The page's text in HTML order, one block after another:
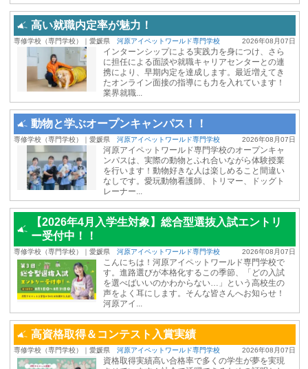
高い就職内定率が魅力！
2026年08月07日
専修学校（専門学校）｜愛媛県 河原アイペットワールド専門学校
インターンシップによる実践力を身につけ、さら
に担任による面談や就職キャリアセンターとの連
携により、早期内定を達成します。最近増えてき
たオンライン面接の指導にも力を入れています！
業界就職...
動物と学ぶオープンキャンパス！！
2026年08月07日
専修学校（専門学校）｜愛媛県 河原アイペットワールド専門学校
河原アイペットワールド専門学校のオープンキャ
ンパスは、実際の動物とふれ合いながら体験授業
を行います！動物好きな人は楽しめること間違い
なしです。愛玩動物看護師、トリマー、ドッグト
レーナー...
【2026年4月入学生対象】総合型選抜入試エントリ
ー受付中！！
2026年08月07日
専修学校（専門学校）｜愛媛県 河原アイペットワールド専門学校
こんにちは！河原アイペットワールド専門学校で
す。進路選びが本格化するこの季節、「どの入試
を選べばいいのかわからない…」という高校生の
声をよく耳にします。そんな皆さんへお知らせ！
河原アイ...
高資格取得＆コンテスト入賞実績
2026年08月07日
専修学校（専門学校）｜愛媛県 河原アイペットワールド専門学校
資格取得実績高い合格率で多くの学生が夢を実現